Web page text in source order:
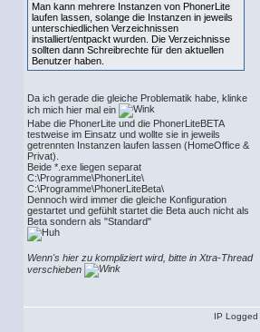
Man kann mehrere Instanzen von PhonerLite
laufen lassen, solange die Instanzen in jeweils
unterschiedlichen Verzeichnissen
installiert/entpackt wurden. Die Verzeichnisse
sollten dann Schreibrechte für den aktuellen
Benutzer haben.
Da ich gerade die gleiche Problematik habe, klinke
ich mich hier mal ein
Habe die PhonerLite und die PhonerLiteBETA
testweise im Einsatz und wollte sie in jeweils
getrennten Instanzen laufen lassen (HomeOffice &
Privat).
Beide *.exe liegen separat
C:\Programme\PhonerLite\
C:\Programme\PhonerLiteBeta\
Dennoch wird immer die gleiche Konfiguration
gestartet und gefühlt startet die Beta auch nicht als
Beta sondern als "Standard"
Wenn's hier zu kompliziert wird, bitte in Xtra-Thread
verschieben
IP Logged